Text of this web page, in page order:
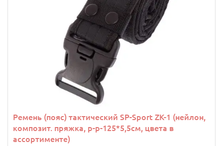
Ремень (пояс) тактический SP-Sport ZK-1 (нейлон,
композит. пряжка, р-р-125*5,5см, цвета в
ассортименте)